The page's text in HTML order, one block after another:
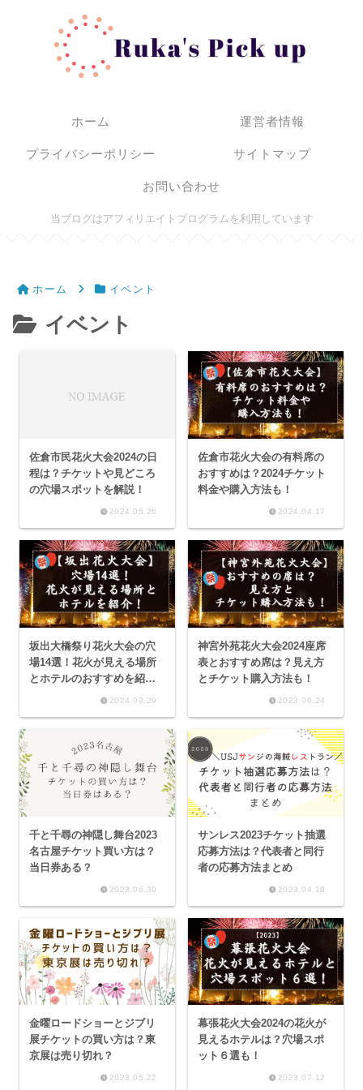
ホーム 運営者情報
プライバシーポリシー サイトマップ
お問い合わせ
当ブログはアフィリエイトプログラムを利用しています
ホーム イベント
イベント
佐倉市民花火大会2024の日
程は？チケットや見どころ
の穴場スポットを解説！
2024.05.26
佐倉市花火大会の有料席の
おすすめは？2024チケット
料金や購入方法も！
2024.04.17
坂出大橋祭り花火大会の穴
場14選！花火が見える場所
とホテルのおすすめを紹
2024.03.29
神宮外苑花火大会2024座席
表とおすすめ席は？見え方
とチケット購入方法も！
2023.06.24
千と千尋の神隠し舞台2023
名古屋チケット買い方は？
当日券ある？
2023.06.30
サンレス2023チケット抽選
応募方法は？代表者と同行
者の応募方法まとめ
2023.04.18
金曜ロードショーとジブリ
展チケットの買い方は？東
京展は売り切れ？
2023.05.22
幕張花火大会2024の花火が
見えるホテルは？穴場スポ
ット６選も！
2023.07.12